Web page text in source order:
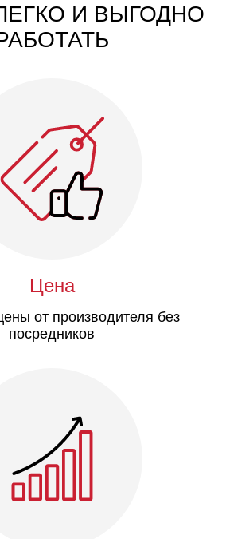
И ВЫГОДНО
Цена
от производителя без
посредников